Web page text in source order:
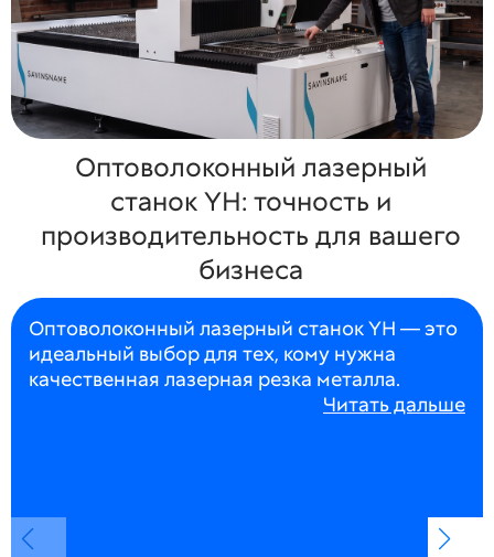
Оптоволоконный лазерный
станок YH: точность и
производительность для вашего
бизнеса
Оптоволоконный лазерный станок YH — это
идеальный выбор для тех, кому нужна
качественная лазерная резка металла.
Читать дальше